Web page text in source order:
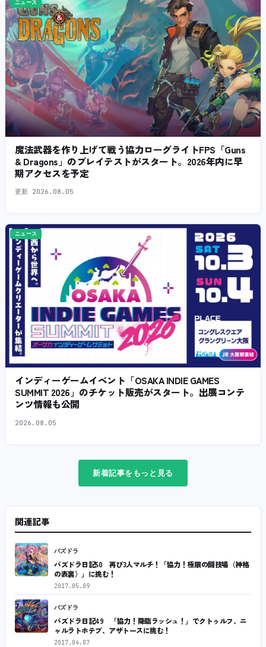
ニュース
魔法武器を作り上げて戦う協力ローグライトFPS「Guns
& Dragons」のプレイテストがスタート。2026年内に早
期アクセスを予定
更新 2026.08.05
ニュース
インディーゲームイベント「OSAKA INDIE GAMES
SUMMIT 2026」のチケット販売がスタート。出展コンテ
ンツ情報も公開
2026.08.05
新着記事をもっと見る
関連記事
パズドラ
パズドラ日記50 再び3人マルチ！「協力！極限の闘技場（神格
の表裏）」に挑む！
2017.05.09
パズドラ
パズドラ日記49 「協力！降臨ラッシュ！」でクトゥルフ、ニ
ャルラトホテプ、アザトースに挑む！
2017.04.07